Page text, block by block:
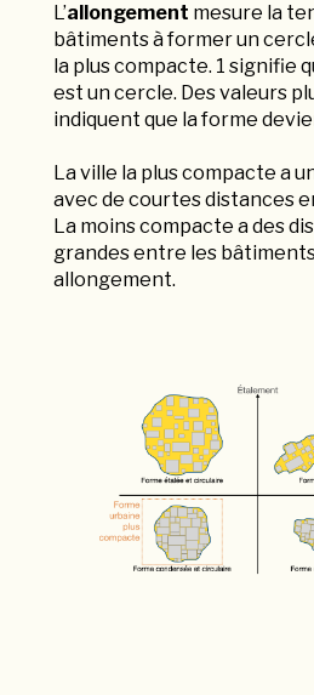
L’allongement mesure la
bâtiments à former un
la plus compacte. 1 signifie
est un cercle. Des valeurs
indiquent que la forme
La ville la plus compacte a
avec de courtes distances
La moins compacte a des
grandes entre les
allongement.